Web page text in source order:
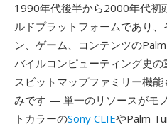
1990年代後半から2000年代初
ルドプラットフォームであり
ン、ゲーム、コンテンツの
バイルコンピューティング史
スビットマップファミリー機
みです — 単一のリソースがモ
トカラーのSony CLIEやPalm